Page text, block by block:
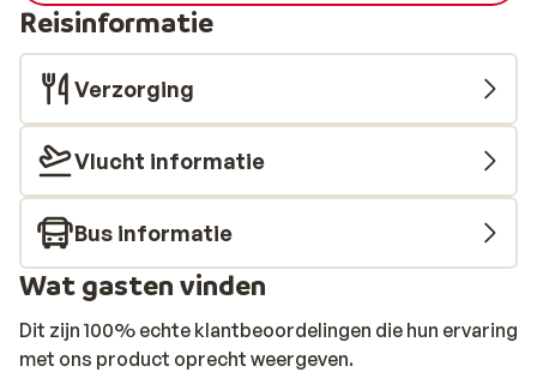
Reisinformatie
Verzorging
Vlucht informatie
Bus informatie
Wat gasten vinden
Dit zijn 100% echte klantbeoordelingen die hun ervaring
met ons product oprecht weergeven.